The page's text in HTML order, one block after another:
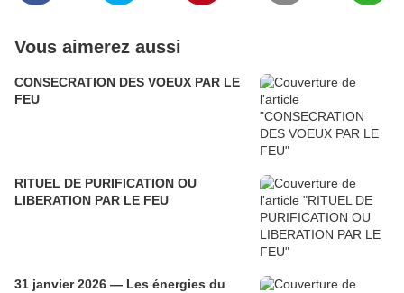
Vous aimerez aussi
CONSECRATION DES VOEUX PAR LE
FEU
RITUEL DE PURIFICATION OU
LIBERATION PAR LE FEU
31 janvier 2026 — Les énergies du